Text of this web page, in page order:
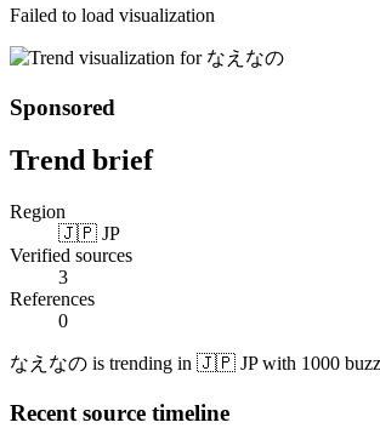
Failed to load visualization
Sponsored
Trend brief
Region
🇯🇵 JP
Verified sources
3
References
0
なえなの is trending in 🇯🇵 JP with 1000 buzz
Recent source timeline